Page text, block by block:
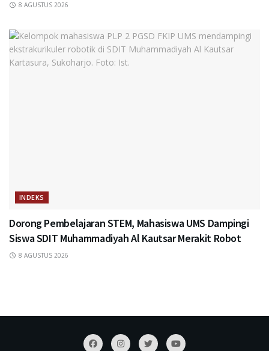
8 AGUSTUS 2026
INDEKS
Dorong Pembelajaran STEM, Mahasiswa UMS Dampingi
Siswa SDIT Muhammadiyah Al Kautsar Merakit Robot
8 AGUSTUS 2026